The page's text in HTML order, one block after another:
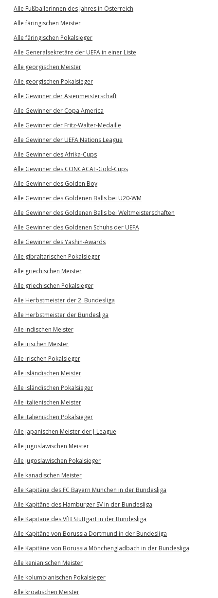
Alle Fußballerinnen des Jahres in Österreich
Alle färingischen Meister
Alle färingischen Pokalsieger
Alle Generalsekretäre der UEFA in einer Liste
Alle georgischen Meister
Alle georgischen Pokalsieger
Alle Gewinner der Asienmeisterschaft
Alle Gewinner der Copa America
Alle Gewinner der Fritz-Walter-Medaille
Alle Gewinner der UEFA Nations League
Alle Gewinner des Afrika-Cups
Alle Gewinner des CONCACAF-Gold-Cups
Alle Gewinner des Golden Boy
Alle Gewinner des Goldenen Balls bei U20-WM
Alle Gewinner des Goldenen Balls bei Weltmeisterschaften
Alle Gewinner des Goldenen Schuhs der UEFA
Alle Gewinner des Yashin-Awards
Alle gibraltarischen Pokalsieger
Alle griechischen Meister
Alle griechischen Pokalsieger
Alle Herbstmeister der 2. Bundesliga
Alle Herbstmeister der Bundesliga
Alle indischen Meister
Alle irischen Meister
Alle irischen Pokalsieger
Alle isländischen Meister
Alle isländischen Pokalsieger
Alle italienischen Meister
Alle italienischen Pokalsieger
Alle japanischen Meister der J-League
Alle jugoslawischen Meister
Alle jugoslawischen Pokalsieger
Alle kanadischen Meister
Alle Kapitäne des FC Bayern München in der Bundesliga
Alle Kapitäne des Hamburger SV in der Bundesliga
Alle Kapitäne des VfB Stuttgart in der Bundesliga
Alle Kapitäne von Borussia Dortmund in der Bundesliga
Alle Kapitäne von Borussia Mönchengladbach in der Bundesliga
Alle kenianischen Meister
Alle kolumbianischen Pokalsieger
Alle kroatischen Meister